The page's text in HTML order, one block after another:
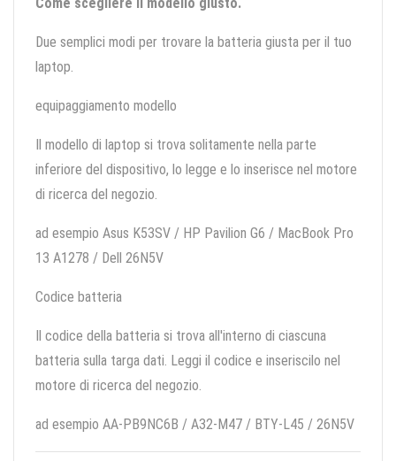
Come scegliere il modello giusto.
Due semplici modi per trovare la batteria giusta per il tuo
laptop.
equipaggiamento modello
Il modello di laptop si trova solitamente nella parte
inferiore del dispositivo, lo legge e lo inserisce nel motore
di ricerca del negozio.
ad esempio Asus K53SV / HP Pavilion G6 / MacBook Pro
13 A1278 / Dell 26N5V
Codice batteria
Il codice della batteria si trova all'interno di ciascuna
batteria sulla targa dati. Leggi il codice e inseriscilo nel
motore di ricerca del negozio.
ad esempio AA-PB9NC6B / A32-M47 / BTY-L45 / 26N5V